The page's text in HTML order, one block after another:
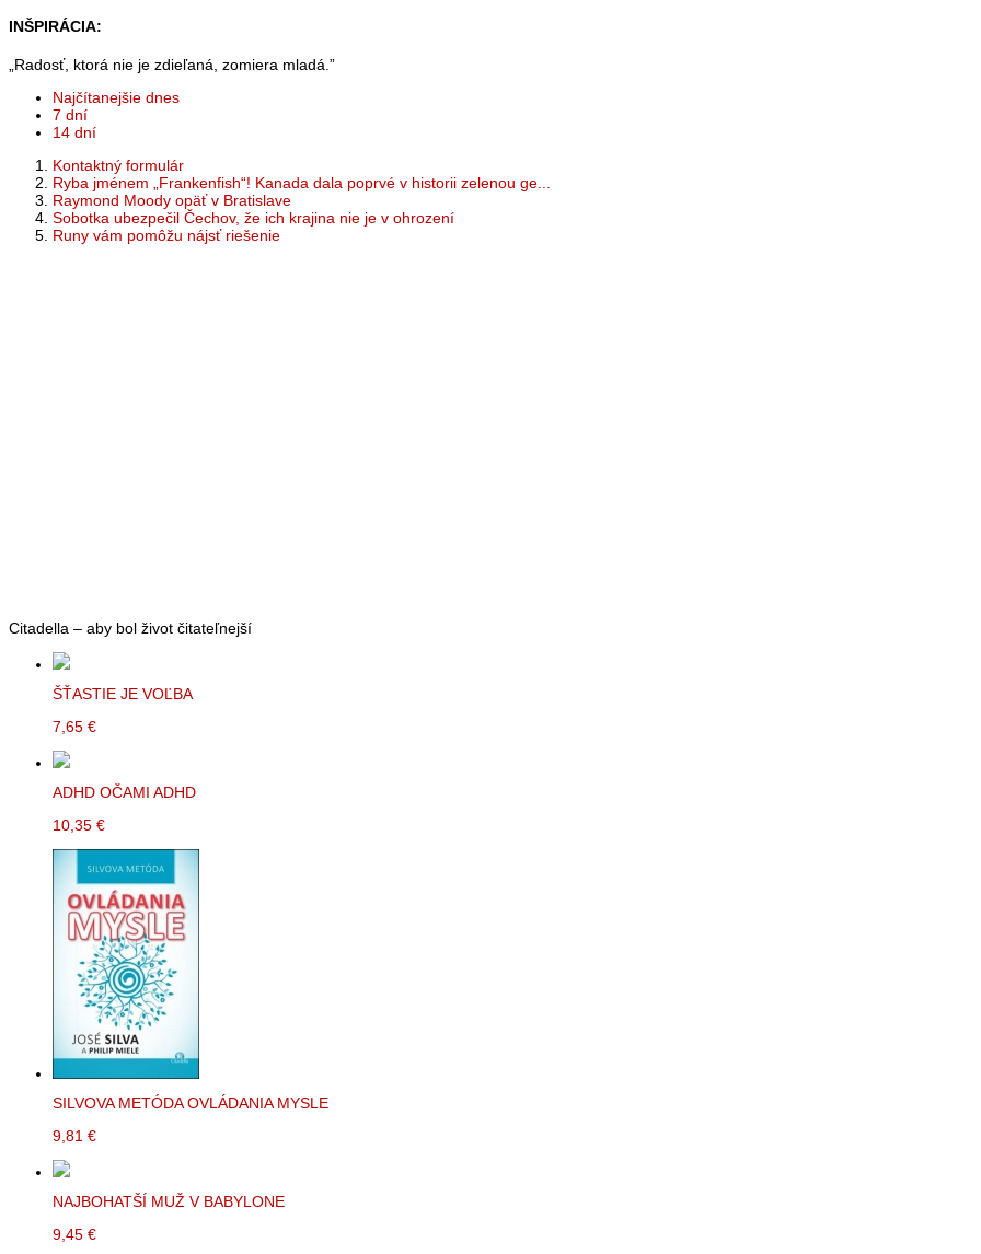
INŠPIRÁCIA:
„Radosť, ktorá nie je zdieľaná, zomiera mladá.”
Najčítanejšie dnes
7 dní
14 dní
Kontaktný formulár
Ryba jménem „Frankenfish“! Kanada dala poprvé v historii zelenou ge...
Raymond Moody opäť v Bratislave
Sobotka ubezpečil Čechov, že ich krajina nie je v ohrození
Runy vám pomôžu nájsť riešenie
Citadella – aby bol život čitateľnejší
ŠŤASTIE JE VOĽBA
7,65 €
ADHD OČAMI ADHD
10,35 €
SILVOVA METÓDA OVLÁDANIA MYSLE
9,81 €
NAJBOHATŠÍ MUŽ V BABYLONE
9,45 €